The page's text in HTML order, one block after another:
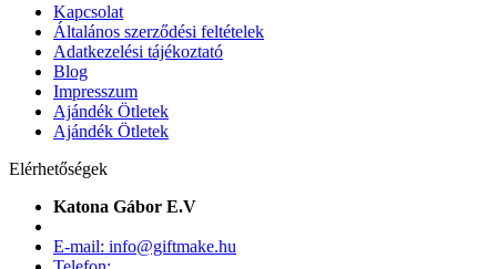
Kapcsolat
Általános szerződési feltételek
Adatkezelési tájékoztató
Blog
Impresszum
Ajándék Ötletek
Ajándék Ötletek
Elérhetőségek
Katona Gábor E.V
E-mail: info@giftmake.hu